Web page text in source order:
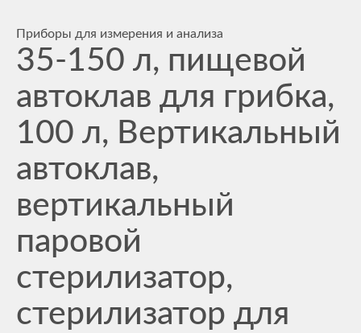
Приборы для измерения и анализа
35-150 л, пищевой
автоклав для грибка,
100 л, Вертикальный
автоклав,
вертикальный
паровой
стерилизатор,
стерилизатор для